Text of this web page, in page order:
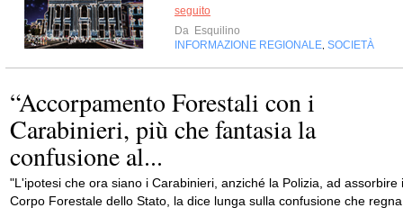
seguito
Da Esquilino
INFORMAZIONE REGIONALE SOCIETÀ
“Accorpamento Forestali con i
Carabinieri, più che fantasia la
confusione al...
"L'ipotesi che ora siano i Carabinieri, anziché la Polizia, ad assorbire
Corpo Forestale dello Stato, la dice lunga sulla confusione che regna